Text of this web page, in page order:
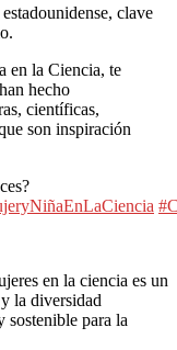
clave
en la Ciencia, te
hecho
científicas,
son inspiración
en la ciencia es un
la diversidad
sostenible para la